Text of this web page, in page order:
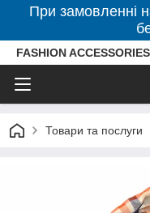
При замовленні
FASHION ACCESSORIES
Товари та послуги